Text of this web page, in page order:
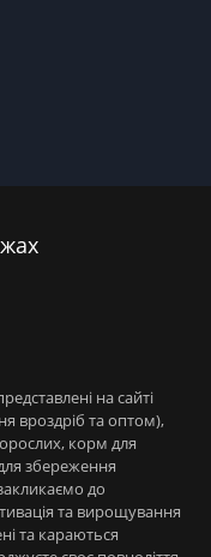
на сайті
вроздріб та оптом),
корм для
збереження
до
та вирощування
та караються